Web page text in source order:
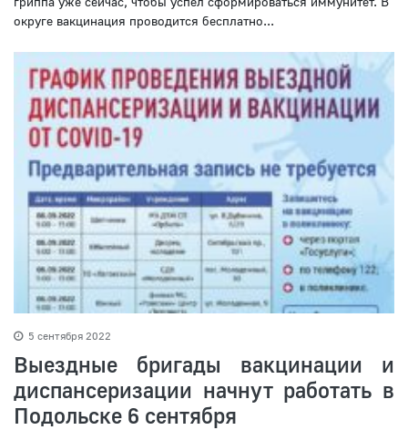
округе вакцинация проводится бесплатно...
5 сентября 2022
Выездные бригады вакцинации и
диспансеризации начнут работать в
Подольске 6 сентября